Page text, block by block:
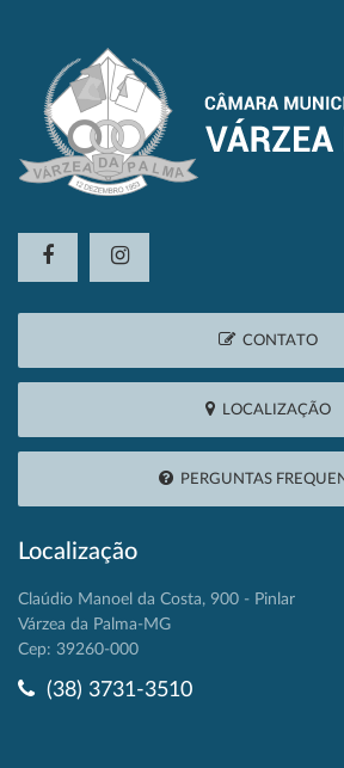
CONTATO
LOCALIZAÇÃO
PERGUNTAS
Localização
Claúdio Manoel da Costa, 900 - Pinlar
Várzea da Palma-MG
Cep: 39260-000
(38) 3731-3510